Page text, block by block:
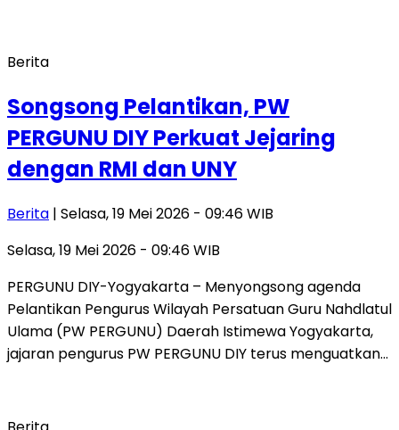
Berita
Songsong Pelantikan, PW
PERGUNU DIY Perkuat Jejaring
dengan RMI dan UNY
Berita | Selasa, 19 Mei 2026 - 09:46 WIB
Selasa, 19 Mei 2026 - 09:46 WIB
PERGUNU DIY-Yogyakarta – Menyongsong agenda
Pelantikan Pengurus Wilayah Persatuan Guru Nahdlatul
Ulama (PW PERGUNU) Daerah Istimewa Yogyakarta,
jajaran pengurus PW PERGUNU DIY terus menguatkan…